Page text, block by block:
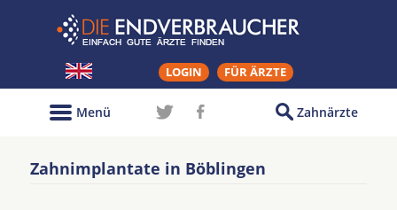
LOGIN FÜR ÄRZTE
Zahnärzte
Menü
Zahnimplantate in Böblingen